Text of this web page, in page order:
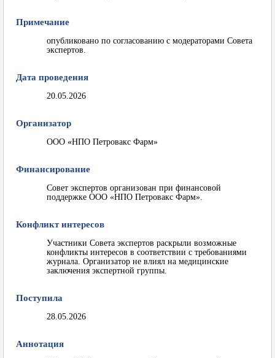
Примечание
опубликовано по согласованию с модераторами Совета
экспертов.
Дата проведения
20.05.2026
Организатор
ООО «НПО Петровакс Фарм»
Финансирование
Совет экспертов организован при финансовой
поддержке ООО «НПО Петровакс Фарм».
Конфликт интересов
Участники Совета экспертов раскрыли возможные
конфликты интересов в соответствии с требованиями
журнала. Организатор не влиял на медицинские
заключения экспертной группы.
Поступила
28.05.2026
Аннотация